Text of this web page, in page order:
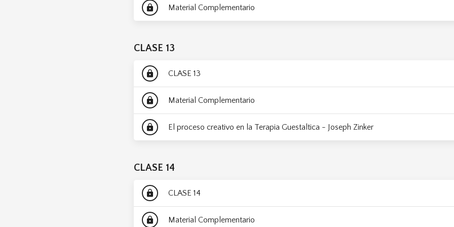
lock Material Complementario
CLASE 13
lock CLASE 13
lock Material Complementario
lock El proceso creativo en la Terapia Guestaltica - Joseph Zinker
CLASE 14
lock CLASE 14
lock Material Complementario